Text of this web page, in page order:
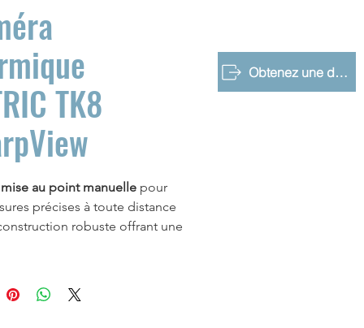
Obtenez une démo gratuite
TK8
mise au point manuelle pour
précises à toute distance
robuste offrant une
pour être votre
vers la thermographie